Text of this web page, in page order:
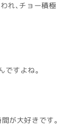
れ、チョー積極
すよね。
が大好きです。